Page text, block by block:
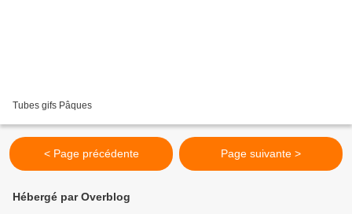
Tubes gifs Pâques
< Page précédente Page suivante >
Hébergé par Overblog